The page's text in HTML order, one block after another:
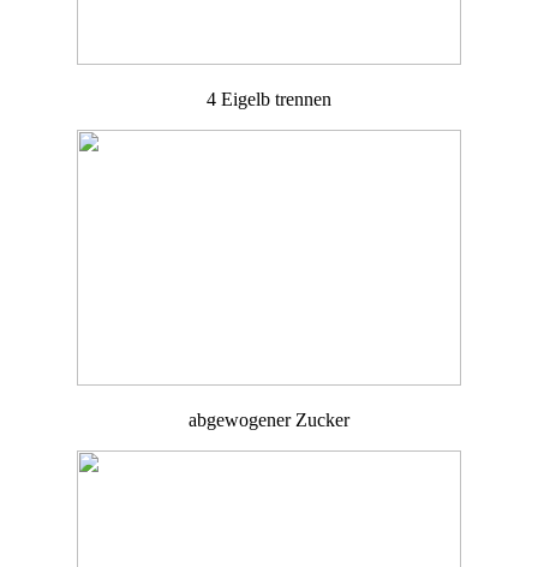
4 Eigelb trennen
abgewogener Zucker